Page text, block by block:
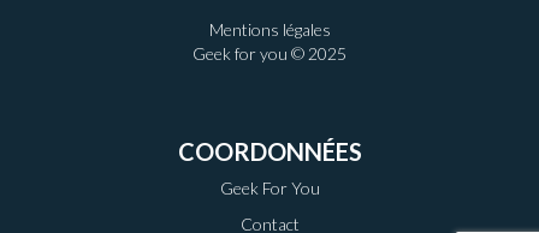
Mentions légales
Geek for you © 2025
COORDONNÉES
Geek For You
Contact